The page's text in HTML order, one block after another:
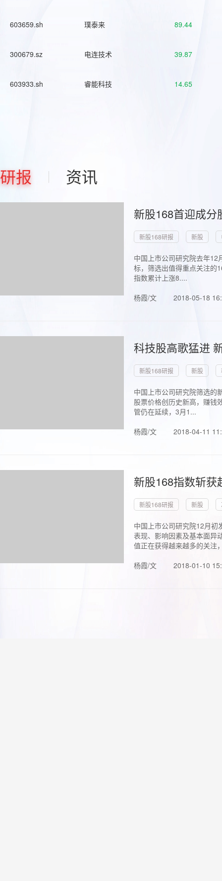
603659.sh 璞泰来 89.44
300679.sz 电连技术 39.87
603933.sh 睿能科技 14.65
研报 资讯
新股168首迎成
新股168研报 新股
中国上市公司研究院去年
标，筛选出值得重点关注的
指数累计上涨8....
杨霞/文
2018-05-18
科技股高歌猛进
新股168研报 新股
中国上市公司研究院筛选的
股票价格创历史新高，赚钱
管仍在延续，3月1...
杨霞/文
2018-04-11
新股168指数斩
新股168研报 新股
中国上市公司研究院12月初
表现、影响因素及基本面异
值正在获得越来越多的关注
杨霞/文
2018-01-10